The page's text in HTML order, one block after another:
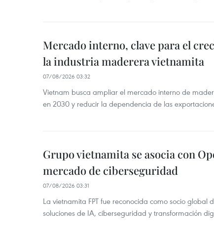
Mercado interno, clave para el
la industria maderera vietnamita
07/08/2026 03:32
Vietnam busca ampliar el mercado interno de
en 2030 y reducir la dependencia de las
Grupo vietnamita se asocia con
mercado de ciberseguridad
07/08/2026 03:31
La vietnamita FPT fue reconocida como socio
soluciones de IA, ciberseguridad y transformación